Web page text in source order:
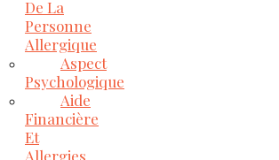
De La
Personne
Allergique
Aspect
Psychologique
Aide
Financière
Et
Allergies